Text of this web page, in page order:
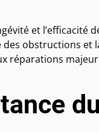
et l’efficacité
obstructions et
réparations